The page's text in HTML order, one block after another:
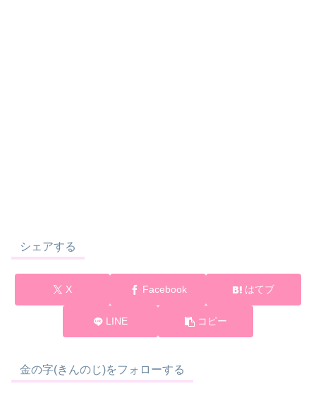
シェアする
X Facebook はてブ
LINE コピー
金の字(きんのじ)をフォローする